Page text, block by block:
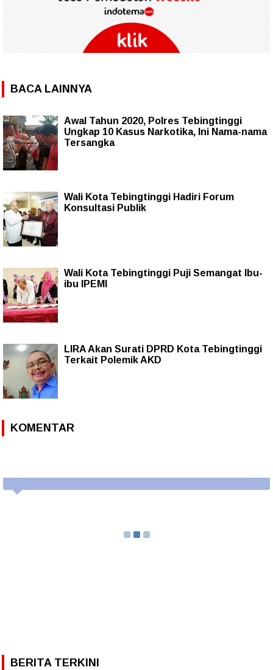
BACA LAINNYA
Awal Tahun 2020, Polres Tebingtinggi
Ungkap 10 Kasus Narkotika, Ini Nama-nama
Tersangka
Wali Kota Tebingtinggi Hadiri Forum
Konsultasi Publik
Wali Kota Tebingtinggi Puji Semangat Ibu-
ibu IPEMI
LIRA Akan Surati DPRD Kota Tebingtinggi
Terkait Polemik AKD
KOMENTAR
BERITA TERKINI